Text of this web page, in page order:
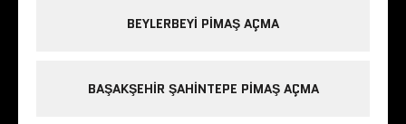
BEYLERBEYI PIMAŞ AÇMA
BAŞAKŞEHIR ŞAHINTEPE PIMAŞ AÇMA